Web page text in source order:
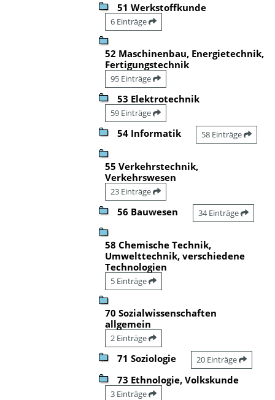
51 Werkstoffkunde
6 Einträge
52 Maschinenbau, Energietechnik,
Fertigungstechnik
95 Einträge
53 Elektrotechnik
59 Einträge
54 Informatik 58 Einträge
55 Verkehrstechnik,
Verkehrswesen
23 Einträge
56 Bauwesen 34 Einträge
58 Chemische Technik,
Umwelttechnik, verschiedene
Technologien
5 Einträge
70 Sozialwissenschaften
allgemein
2 Einträge
71 Soziologie 20 Einträge
73 Ethnologie, Volkskunde
3 Einträge